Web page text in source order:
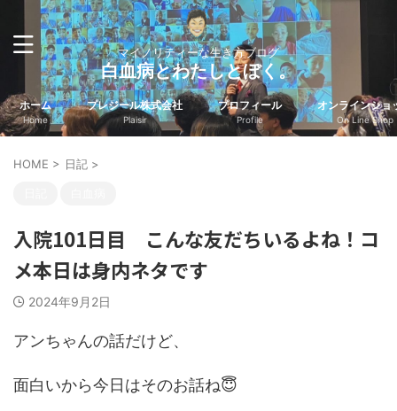
マイノリティーな生き方ブログ
白血病とわたしとぼく。
ホーム
Home
プレジール株式会社
Plaisir
プロフィール
Profile
オンラインショ
On Line Shop
HOME > 日記 >
入院101日目 こんな友だちいるよね！コ
メ本日は身内ネタです
2024年9月2日
アンちゃんの話だけど、
面白いから今日はそのお話ね😇